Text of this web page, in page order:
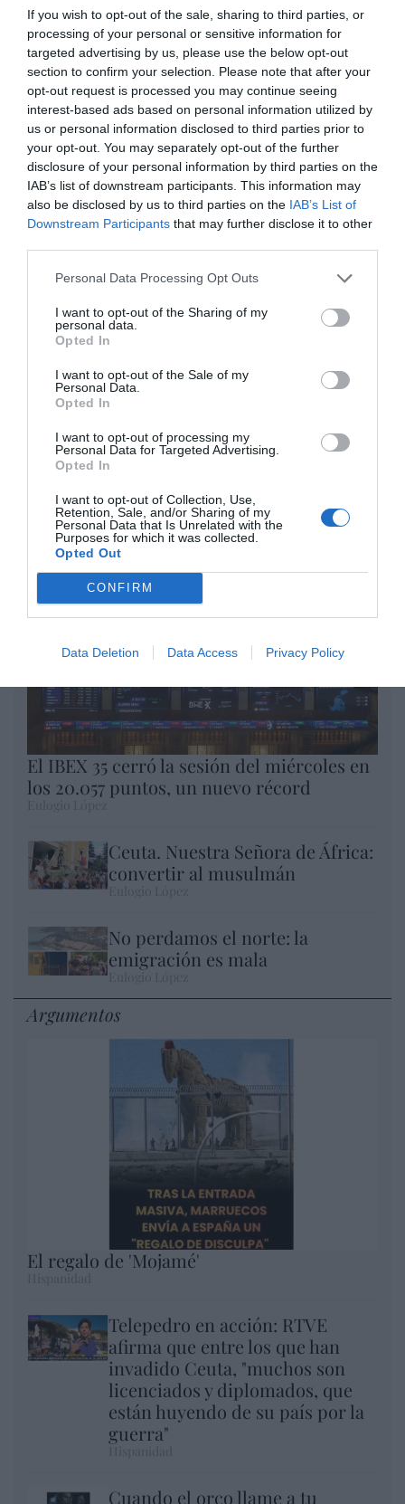
If you wish to opt-out of the sale, sharing to third parties, or
processing of your personal or sensitive information for
targeted advertising by us, please use the below opt-out
section to confirm your selection. Please note that after your
opt-out request is processed you may continue seeing
interest-based ads based on personal information utilized by
us or personal information disclosed to third parties prior to
your opt-out. You may separately opt-out of the further
disclosure of your personal information by third parties on the
IAB’s list of downstream participants. This information may
also be disclosed by us to third parties on the IAB’s List of
Downstream Participants that may further disclose it to other
Personal Data Processing Opt Outs
I want to opt-out of the Sharing of my
personal data.
Opted In
I want to opt-out of the Sale of my
Personal Data.
Opted In
I want to opt-out of processing my
Personal Data for Targeted Advertising.
Opted In
I want to opt-out of Collection, Use,
Retention, Sale, and/or Sharing of my
Personal Data that Is Unrelated with the
Purposes for which it was collected.
Opted Out
CONFIRM
Data Deletion Data Access Privacy Policy
Hispanidad 06/08/26 11:30
Marcelo Gullo: “El trabajo de desmitificar la
historia, de poner la verdadera, de
desmontar la falsificación, es un trabajo
cristiano"
por Hispanidad
Artículos anteriores
DIARIO DE LA CORRUPCIÓN SANCHISTA
Diario de la corrupción sanchista. La
Audiencia Nacional prorroga seis meses la
investigación del caso Koldo, ante el
por Redacción
Artículos anteriores
Opinión
Enormes minucias
por Eulogio López
El IBEX 35 cerró la sesión del miércoles en
los 20.057 puntos, un nuevo récord
Ceuta. Nuestra Señora de África:
convertir al musulmán
No perdamos el norte: la
emigración es mala
Argumentos
El regalo de 'Mojamé'
Telepedro en acción: RTVE
afirma que entre los que han
invadido Ceuta, "muchos son
licenciados y diplomados, que
están huyendo de su país por la
guerra"
Cuando el orco llame a tu